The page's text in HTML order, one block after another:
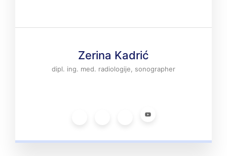
Zerina Kadrić
dipl. ing. med. radiologije, sonographer